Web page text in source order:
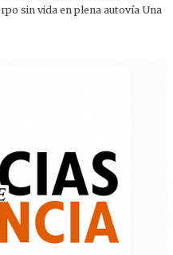
sin vida en plena autovía Una